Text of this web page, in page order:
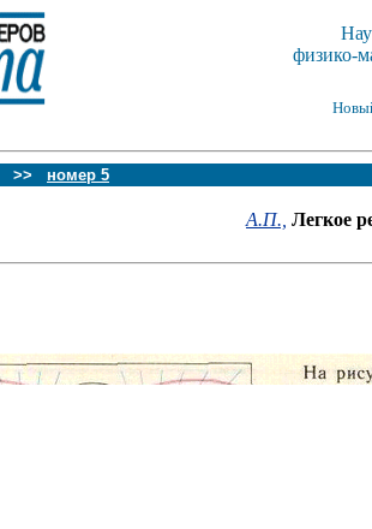
физико-
>> номер 5
А.П., Легкое